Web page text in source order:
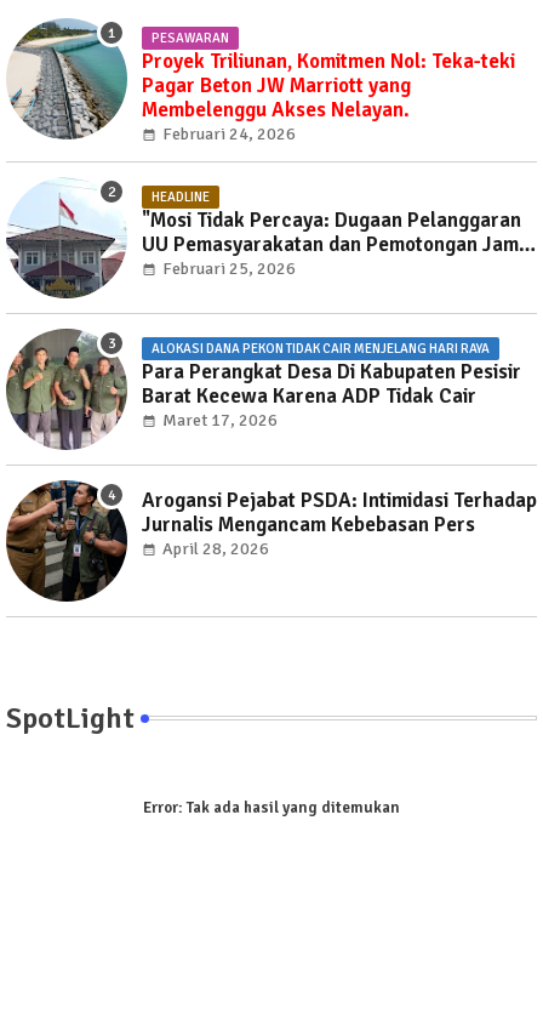
PESAWARAN
Proyek Triliunan, Komitmen Nol: Teka-teki
Pagar Beton JW Marriott yang
Membelenggu Akses Nelayan.
Februari 24, 2026
HEADLINE
"Mosi Tidak Percaya: Dugaan Pelanggaran
UU Pemasyarakatan dan Pemotongan Jam
Layanan Publik di Rutan Way Huwi."
Februari 25, 2026
ALOKASI DANA PEKON TIDAK CAIR MENJELANG HARI RAYA
Para Perangkat Desa Di Kabupaten Pesisir
Barat Kecewa Karena ADP Tidak Cair
Maret 17, 2026
Arogansi Pejabat PSDA: Intimidasi Terhadap
Jurnalis Mengancam Kebebasan Pers
April 28, 2026
SpotLight
Error:Tak ada hasil yang ditemukan